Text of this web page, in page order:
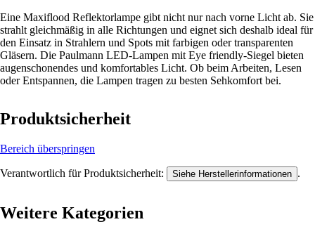
Eine Maxiflood Reflektorlampe gibt nicht nur nach vorne Licht ab. Sie
strahlt gleichmäßig in alle Richtungen und eignet sich deshalb ideal für
den Einsatz in Strahlern und Spots mit farbigen oder transparenten
Gläsern. Die Paulmann LED-Lampen mit Eye friendly-Siegel bieten
augenschonendes und komfortables Licht. Ob beim Arbeiten, Lesen
oder Entspannen, die Lampen tragen zu besten Sehkomfort bei.
Produktsicherheit
Bereich überspringen
Verantwortlich für Produktsicherheit: Siehe Herstellerinformationen .
Weitere Kategorien